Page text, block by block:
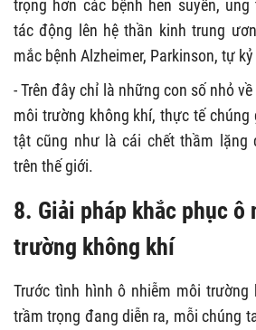
trọng hơn các bệnh hen suyễn,
tác động lên hệ thần kinh trung
mắc bệnh Alzheimer, Parkinson, tự
- Trên đây chỉ là những con số nhỏ
môi trường không khí, thực tế chúng
tật cũng như là cái chết thầm lặng
trên thế giới.
8. Giải pháp khắc phục ô
trường không khí
Trước tình hình ô nhiễm môi trường
trầm trọng đang diễn ra, mỗi chúng